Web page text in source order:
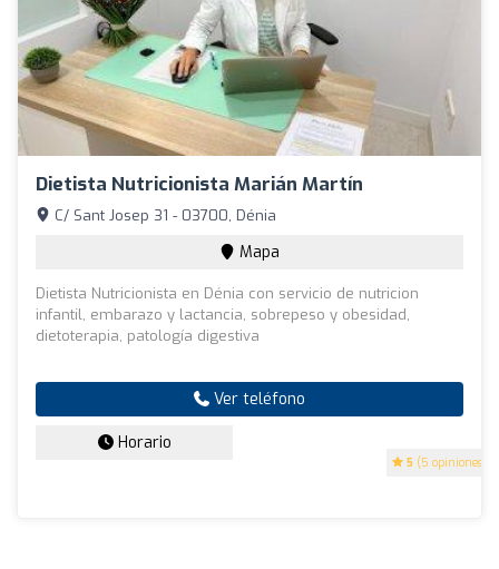
Dietista Nutricionista Marián Martín
5 (5 opiniones)
C/ Sant Josep 31 - 03700, Dénia
Mapa
Dietista Nutricionista en Dénia con servicio de nutricion
infantil, embarazo y lactancia, sobrepeso y obesidad,
dietoterapia, patología digestiva
Ver teléfono
Horario